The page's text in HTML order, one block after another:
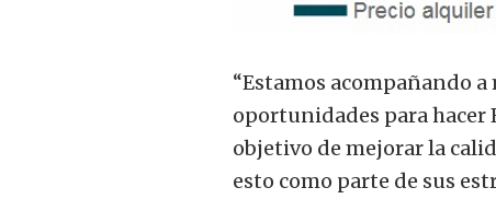
“Estamos acompañando
oportunidades para hacer
objetivo de mejorar la
esto como parte de sus